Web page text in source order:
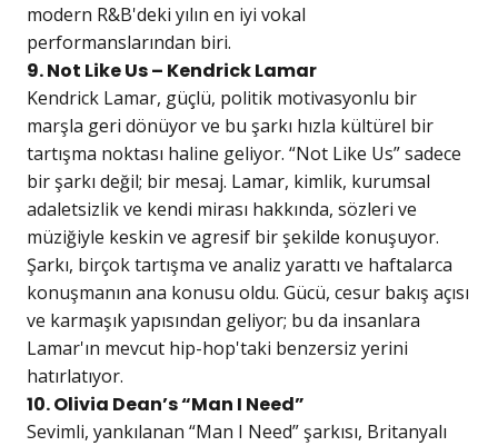
modern R&B'deki yılın en iyi vokal
performanslarından biri.
9. Not Like Us – Kendrick Lamar
Kendrick Lamar, güçlü, politik motivasyonlu bir
marşla geri dönüyor ve bu şarkı hızla kültürel bir
tartışma noktası haline geliyor. “Not Like Us” sadece
bir şarkı değil; bir mesaj. Lamar, kimlik, kurumsal
adaletsizlik ve kendi mirası hakkında, sözleri ve
müziğiyle keskin ve agresif bir şekilde konuşuyor.
Şarkı, birçok tartışma ve analiz yarattı ve haftalarca
konuşmanın ana konusu oldu. Gücü, cesur bakış açısı
ve karmaşık yapısından geliyor; bu da insanlara
Lamar'ın mevcut hip-hop'taki benzersiz yerini
hatırlatıyor.
10. Olivia Dean’s “Man I Need”
Sevimli, yankılanan “Man I Need” şarkısı, Britanyalı